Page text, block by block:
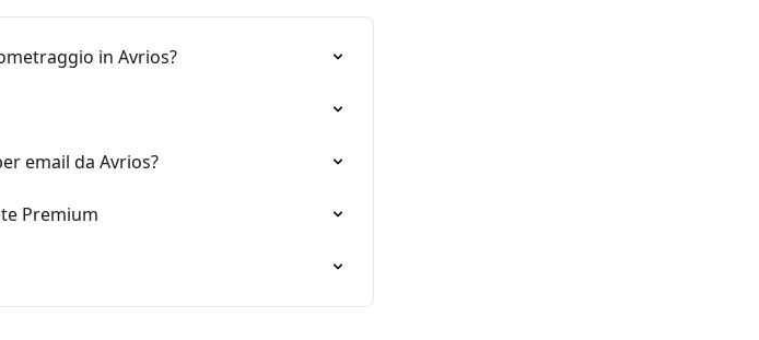
in Avrios?
email da Avrios?
Premium